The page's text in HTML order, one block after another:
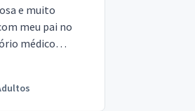
e muito
meu pai no
médico
os médicos
medicação sem
era cuidadosa,